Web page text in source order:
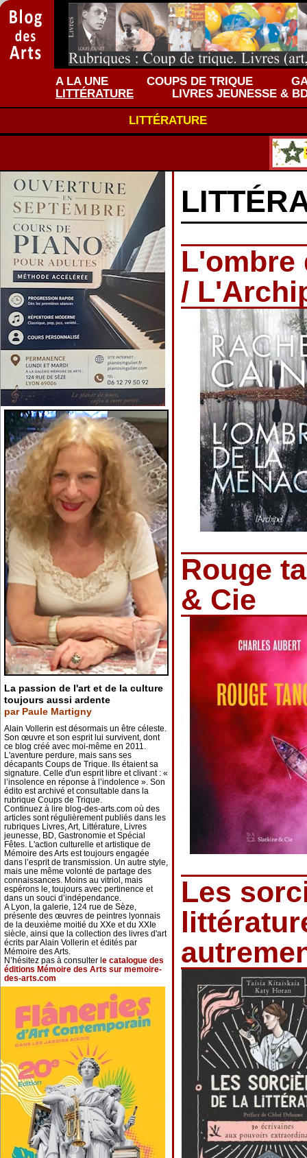
A LA UNE COUPS DE TRIQUE
LITTÉRATURE
LIVRES JEUNESSE &
LITTÉRATURE
La passion de l'art et de la culture
toujours aussi ardente
par Paule Martigny
Alain Vollerin est désormais un être céleste.
Son œuvre et son esprit lui survivent, dont
ce blog créé avec moi-même en 2011.
L'aventure perdure, mais sans ses
décapants Coups de Trique. Ils étaient sa
signature. Celle d'un esprit libre et clivant : «
l’insolence en réponse à l’indolence ». Son
édito est archivé et consultable dans la
rubrique Coups de Trique.
Continuez à lire blog-des-arts.com où des
articles sont régulièrement publiés dans les
rubriques Livres, Art, Littérature, Livres
jeunesse, BD, Gastronomie et Spécial
Fêtes. L'action culturelle et artistique de
Mémoire des Arts est toujours engagée
dans l’esprit de transmission. Un autre style,
mais une même volonté de partage des
connaissances. Moins au vitriol, mais
espérons le, toujours avec pertinence et
dans un souci d’indépendance.
A Lyon, la galerie, 124 rue de Sèze,
présente des œuvres de peintres lyonnais
de la deuxième moitié du XXe et du XXIe
siècle, ainsi que la collection des livres d'art
écrits par Alain Vollerin et édités par
Mémoire des Arts.
N’hésitez pas à consulter l e catalogue des
éditions Mémoire des Arts sur memoire-
des-arts.com
L'ombre
/
Rouge
& Cie
Les